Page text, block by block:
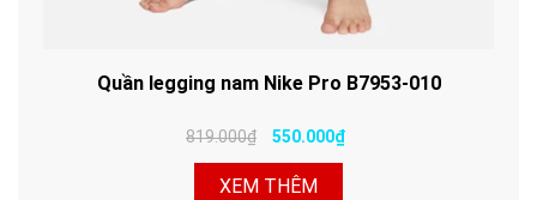
Quần legging nam Nike Pro B7953-010
819.000₫ 550.000₫
XEM THÊM